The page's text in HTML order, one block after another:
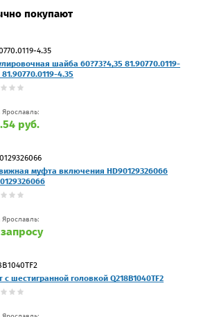
покупают
4.35
шайба 60?73?4,35 81.90770.0119-
81.90770.0119-4.35
Ярославль:
руб.
муфта включения HD90129326066
Ярославль:
с шестигранной головкой Q218B1040TF2